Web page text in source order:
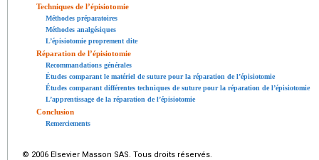
Techniques de l’épisiotomie
Méthodes préparatoires
Méthodes analgésiques
L’épisiotomie proprement dite
Réparation de l’épisiotomie
Recommandations générales
Études comparant le matériel de suture pour la réparation de l’épisiotomie
Études comparant différentes techniques de suture pour la réparation de l’épisiotomie
L’apprentissage de la réparation de l’épisiotomie
Conclusion
Remerciements
© 2006 Elsevier Masson SAS. Tous droits réservés.